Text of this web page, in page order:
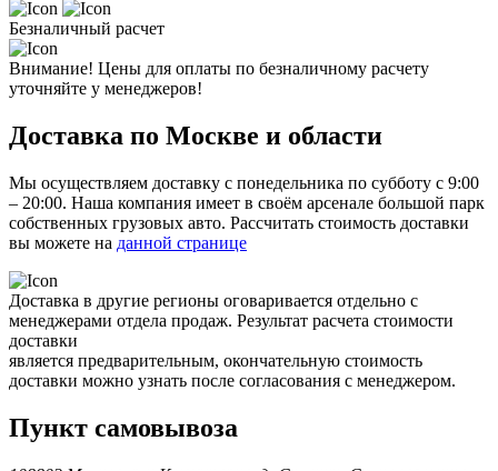
Безналичный расчет
Внимание! Цены для оплаты по безналичному расчету
уточняйте у менеджеров!
Доставка по Москве и области
Мы осуществляем доставку с понедельника по субботу с 9:00
– 20:00. Наша компания имеет в своём арсенале большой парк
собственных грузовых авто. Рассчитать стоимость доставки
вы можете на данной странице
Доставка в другие регионы оговаривается отдельно с
менеджерами отдела продаж. Результат расчета стоимости
доставки
является предварительным, окончательную стоимость
доставки можно узнать после согласования с менеджером.
Пункт самовывоза